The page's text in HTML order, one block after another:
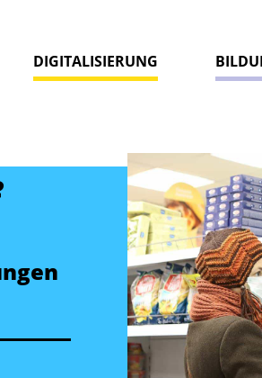
DIGITALISIERUNG